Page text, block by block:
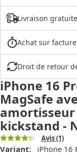
Livraison
Achat sur
Droit de retour
iPhone 16
MagSafe
kickstand -
Avis(1)
Variant: iPhone 16